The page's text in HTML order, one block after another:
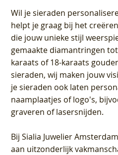
Wil je sieraden
helpt je graag bij het
die jouw unieke stijl
gemaakte diamantringen
karaats of 18-karaats
sieraden, wij maken jouw
je sieraden ook laten
naamplaatjes of logo's,
graveren of lasersnijden.
BijSialia Juwelier
aan uitzonderlijk